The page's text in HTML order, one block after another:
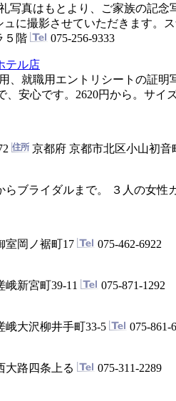
写真はもとより、ご家族の記
に撮影させていただきます。
５階
075-256-9333
テル店
、就職用エントリシートの証
安心です。2620円から。サイ
京都府 京都市北区小山初音
らブライダルまで。 ３人の女性
室岡ノ裾町17 075-462-6922
新宮町39-11 075-871-1292
峨大沢柳井手町33-5 075-861-
大路四条上る 075-311-2289